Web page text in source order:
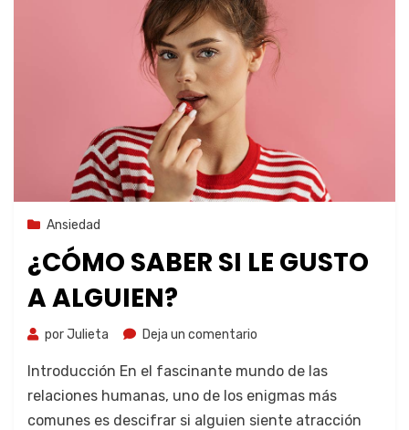
3 de septiembre de 2023
Ansiedad
¿CÓMO SABER SI LE GUSTO
A ALGUIEN?
porJulieta Deja un comentario
Introducción En el fascinante mundo de las
relaciones humanas, uno de los enigmas más
comunes es descifrar si alguien siente atracción